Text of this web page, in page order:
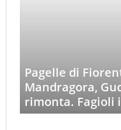
Pagelle di
Mandragora,
rimonta. Fagioli